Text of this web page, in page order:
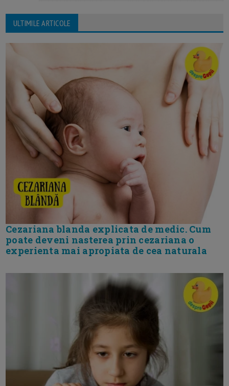
ULTIMILE ARTICOLE
Cezariana blanda explicata de medic. Cum
poate deveni nasterea prin cezariana o
experienta mai apropiata de cea naturala